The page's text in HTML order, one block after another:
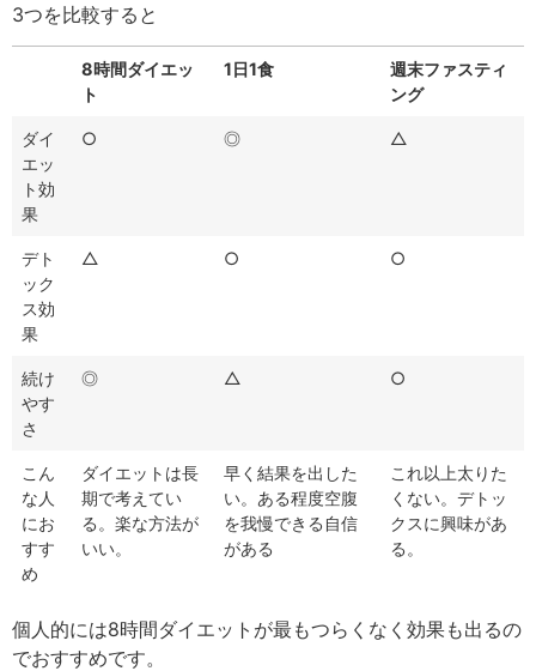
3つを比較すると
8時間ダイエッ
ト
1日1食
週末ファスティ
ング
ダイ
エッ
ト効
果
○ ◎ △
デト
ック
ス効
果
△ ○ ○
続け
やす
さ
◎ △ ○
こん
な人
にお
すす
め
ダイエットは長
期で考えてい
る。楽な方法が
いい。
早く結果を出した
い。ある程度空腹
を我慢できる自信
がある
これ以上太りた
くない。デトッ
クスに興味があ
る。
個人的には8時間ダイエットが最もつらくなく効果も出るの
でおすすめです。